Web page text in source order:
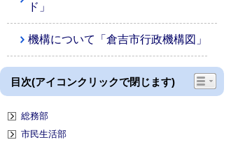
ド」
機構について「倉吉市行政機構図」
目次(アイコンクリックで閉じます)
総務部
市民生活部